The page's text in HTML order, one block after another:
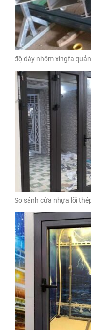
độ dày nhôm xingfa
So sánh cửa nhựa lõi